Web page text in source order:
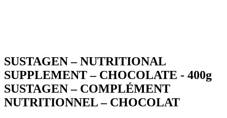
SUSTAGEN – NUTRITIONAL
SUPPLEMENT – CHOCOLATE - 400g
SUSTAGEN – COMPLÉMENT
NUTRITIONNEL – CHOCOLAT